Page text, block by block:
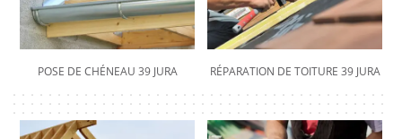
POSE DE CHÉNEAU 39 JURA RÉPARATION DE TOITURE 39 JURA